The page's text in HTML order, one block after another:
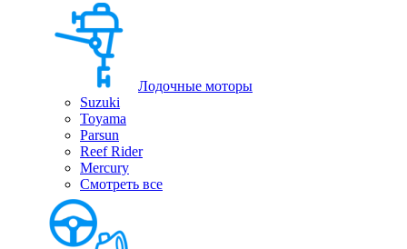
Лодочные моторы
Suzuki
Toyama
Parsun
Reef Rider
Mercury
Смотреть все